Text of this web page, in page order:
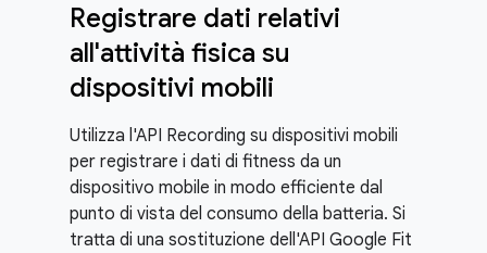
Registrare dati relativi
all'attività fisica su
dispositivi mobili
Utilizza l'API Recording su dispositivi mobili
per registrare i dati di fitness da un
dispositivo mobile in modo efficiente dal
punto di vista del consumo della batteria. Si
tratta di una sostituzione dell'API Google Fit